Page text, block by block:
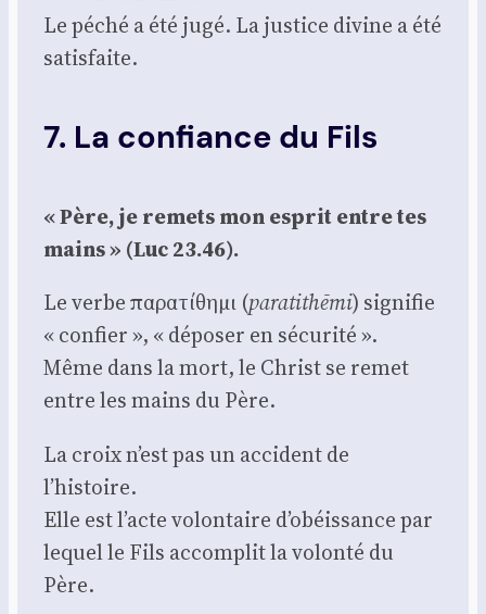
Le péché a été jugé. La jus­tice divine a été
satis­faite.
7. La confiance du Fils
« Père, je remets mon esprit entre tes
mains » (Luc 23.46).
Le verbe παρατίθημι (para­ti­thē­mi) signi­fie
« confier », « dépo­ser en sécu­ri­té ».
Même dans la mort, le Christ se remet
entre les mains du Père.
La croix n’est pas un acci­dent de
l’histoire.
Elle est l’acte volon­taire d’obéissance par
lequel le Fils accom­plit la volon­té du
Père.